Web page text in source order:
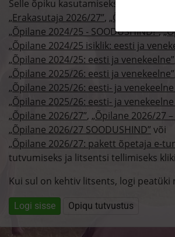
Selle õpiku kasutamiseks on vaja
„Erakasutaja 2026/27”, „Õpilane 2024/
„Õpilane 2024/25 - SOODUSHIND!”,
„Õpilane 2024/25 isiklik: eesti ja
„Õpilane 2024/25: eesti ja venekeelne”
„Õpilane 2025/26: eesti ja venekeelne”
„Õpilane 2025/26: eesti- ja venekeelne
„Õpilane 2025/26: eesti- ja venekeelne
„Õpilane 2026/27”, „Õpilane 2026/27 –
„Õpilane 2026/27 SOODUSHIND” või
„Õpilane 2026/27: pakett õpetaja e-
tutvumiseks ja litsentsi tellimiseks
Kui sul on kehtiv litsents, logi peatüki
Logi sisse Opiqu tutvustus